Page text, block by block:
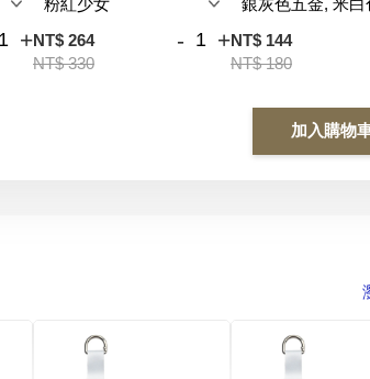
+NT$ 264
NT$ 330
- +NT$ 144
NT$ 180
加入購物